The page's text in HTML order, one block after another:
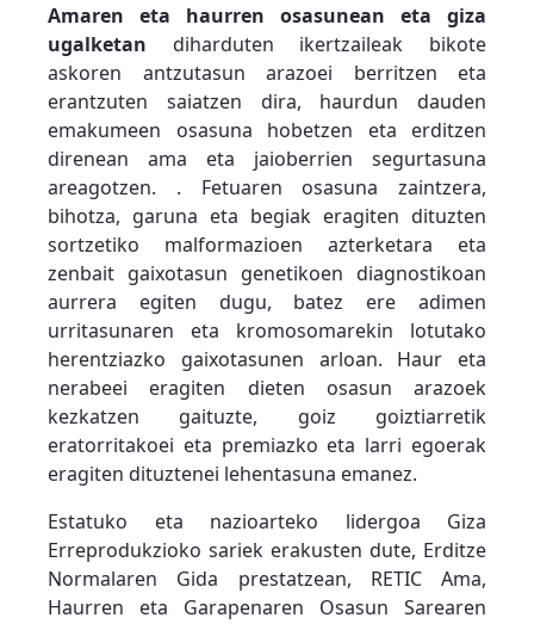
Amaren eta haurren osasunean eta giza
ugalketan diharduten ikertzaileak bikote
askoren antzutasun arazoei berritzen eta
erantzuten saiatzen dira, haurdun dauden
emakumeen osasuna hobetzen eta erditzen
direnean ama eta jaioberrien segurtasuna
areagotzen. . Fetuaren osasuna zaintzera,
bihotza, garuna eta begiak eragiten dituzten
sortzetiko malformazioen azterketara eta
zenbait gaixotasun genetikoen diagnostikoan
aurrera egiten dugu, batez ere adimen
urritasunaren eta kromosomarekin lotutako
herentziazko gaixotasunen arloan. Haur eta
nerabeei eragiten dieten osasun arazoek
kezkatzen gaituzte, goiz goiztiarretik
eratorritakoei eta premiazko eta larri egoerak
eragiten dituztenei lehentasuna emanez.
Estatuko eta nazioarteko lidergoa Giza
Erreprodukzioko sariek erakusten dute, Erditze
Normalaren Gida prestatzean, RETIC Ama,
Haurren eta Garapenaren Osasun Sarearen